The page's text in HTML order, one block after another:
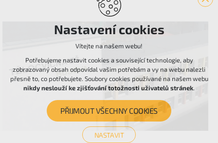
Nastavení cookies
Vítejte na našem webu!
Potřebujeme nastavit cookies a související technologie, aby
zobrazovaný obsah odpovídal vašim potřebám a vy na webu nalezli
přesně to, co potřebujete. Soubory cookies používané na našem webu
nikdy neslouží ke zjišťování totožnosti uživatelů stránek.
PŘIJMOUT VŠECHNY COOKIES
NASTAVIT